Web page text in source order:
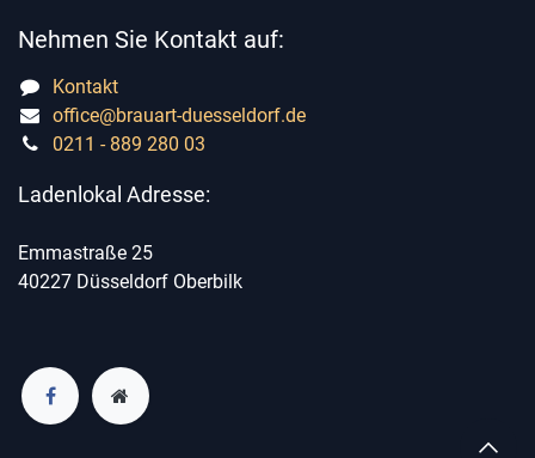
Nehmen Sie Kontakt auf:
Kontakt
office@brauart-duesseldorf.de
0211 - 889 280 03
Ladenlokal Adresse:
Emmastraße 25
40227 Düsseldorf Oberbilk